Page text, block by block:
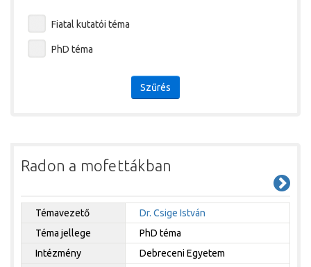
Fiatal kutatói téma
PhD téma
Szűrés
Radon a mofettákban
Témavezető
Dr. Csige István
Téma jellege
PhD téma
Intézmény
Debreceni Egyetem